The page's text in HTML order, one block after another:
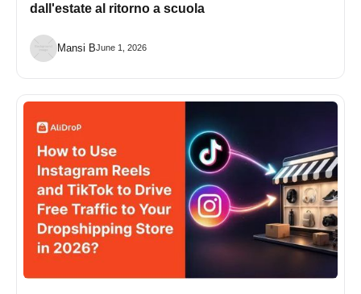
dall'estate al ritorno a scuola
Mansi BJune 1, 2026